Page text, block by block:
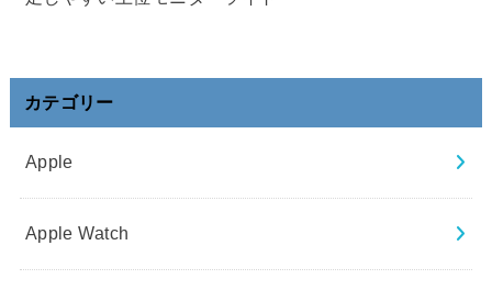
カテゴリー
Apple
Apple Watch